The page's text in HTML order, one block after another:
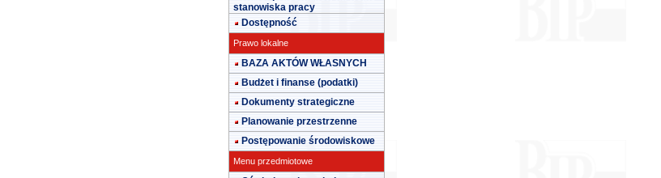
stanowiska pracy
Dostępność
Prawo lokalne
BAZA AKTÓW WŁASNYCH
Budżet i finanse (podatki)
Dokumenty strategiczne
Planowanie przestrzenne
Postępowanie środowiskowe
Menu przedmiotowe